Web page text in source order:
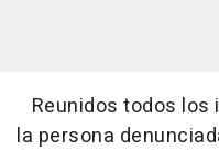
Reunidos todos
la persona